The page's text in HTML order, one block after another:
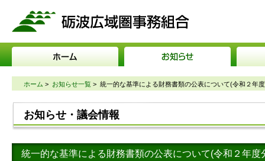
ホーム > お知らせ一覧 > 統一的な基準による財務書類の公表について(令和２年
お知らせ・議会情報
統一的な基準による財務書類の公表について(令和２年度